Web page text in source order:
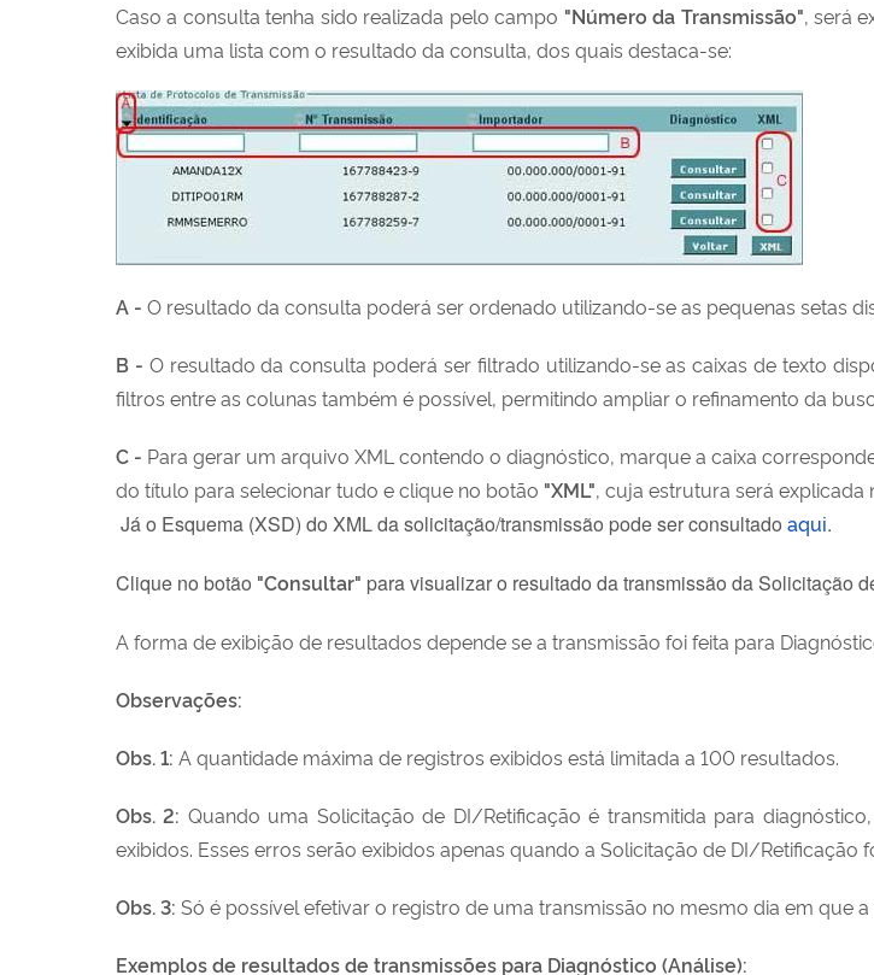
Caso a consulta tenha sido realizada pelo campo "Número da Transmissão", será
exibida uma lista com o resultado da consulta, dos quais destaca-se:
A - O resultado da consulta poderá ser ordenado utilizando-se as pequenas setas
B - O resultado da consulta poderá ser filtrado utilizando-se as caixas de texto
filtros entre as colunas também é possível, permitindo ampliar o refinamento da
C - Para gerar um arquivo XML contendo o diagnóstico, marque a caixa
do título para selecionar tudo e clique no botão "XML", cuja estrutura será explicada
Já o Esquema (XSD) do XML da solicitação/transmissão pode ser consultado aqui.
Clique no botão "Consultar" para visualizar o resultado da transmissão da Solicitação
A forma de exibição de resultados depende se a transmissão foi feita para
Observações:
Obs. 1: A quantidade máxima de registros exibidos está limitada a 100 resultados.
Obs. 2: Quando uma Solicitação de DI/Retificação é transmitida para
exibidos. Esses erros serão exibidos apenas quando a Solicitação de DI/Retificação
Obs. 3: Só é possível efetivar o registro de uma transmissão no mesmo dia em que
Exemplos de resultados de transmissões para Diagnóstico (Análise):